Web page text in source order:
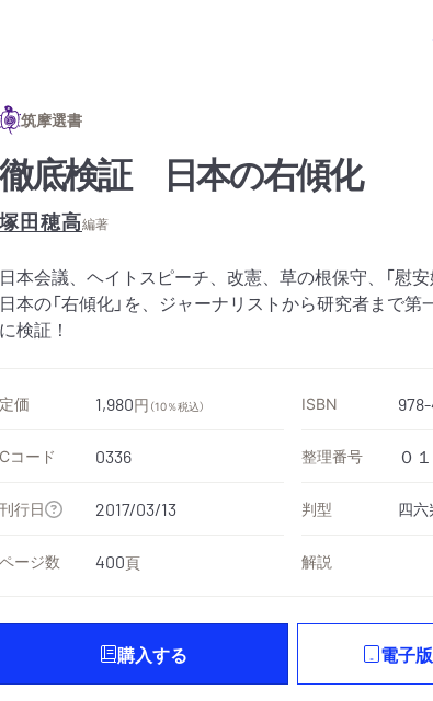
筑摩選書
徹底検証 日本の右傾化
塚田穂高編著
日本会議、ヘイトスピーチ、改憲、草の根保守、「慰
日本の「右傾化」を、ジャーナリストから研究者まで
に検証！
定価 1,980円 （10％税込） ISBN
Cコード 0336 整理番号 ０
刊行日 2017/03/13 判型 四六
ページ数 400頁 解説
購入する 電子